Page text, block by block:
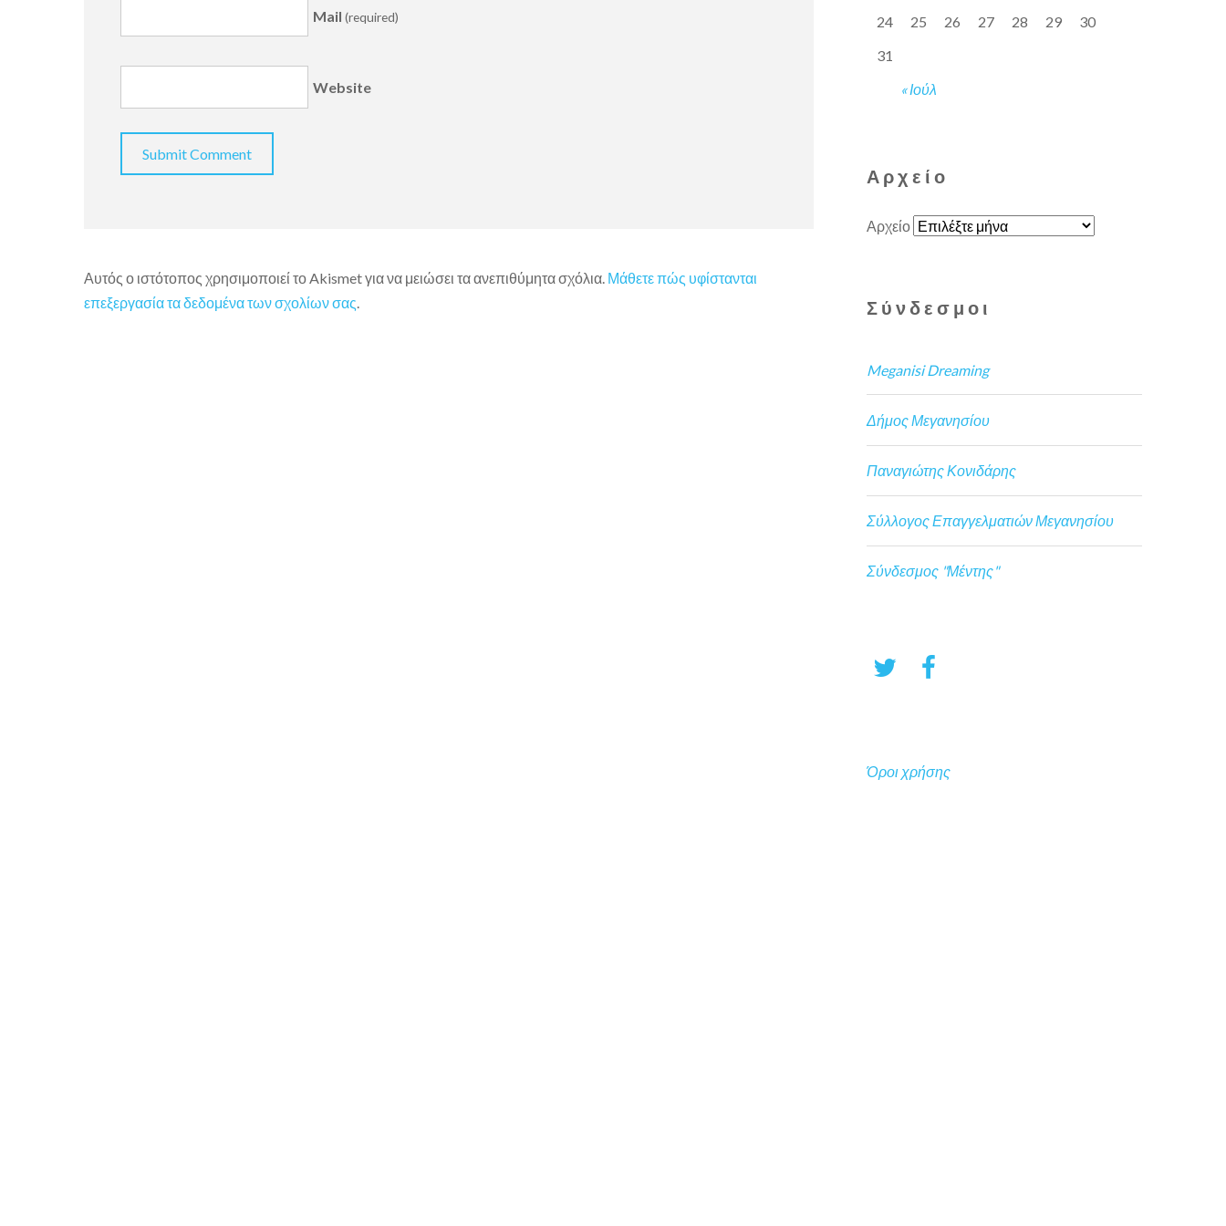
Mail(required)
Website
Αυτός ο ιστότοπος χρησιμοποιεί το Akismet για να μειώσει τα ανεπιθύμητα σχόλια. Μάθετε πώς υφίστανται
επεξεργασία τα δεδομένα των σχολίων σας.
« Ιούλ
24 25 26 27 28 29
30
31
Αρχείο
Αρχείο
Σύνδεσμοι
Meganisi Dreaming
Δήμος Μεγανησίου
Παναγιώτης Κονιδάρης
Σύλλογος Επαγγελματιών Μεγανησίου
Σύνδεσμος "Μέντης"
Όροι χρήσης